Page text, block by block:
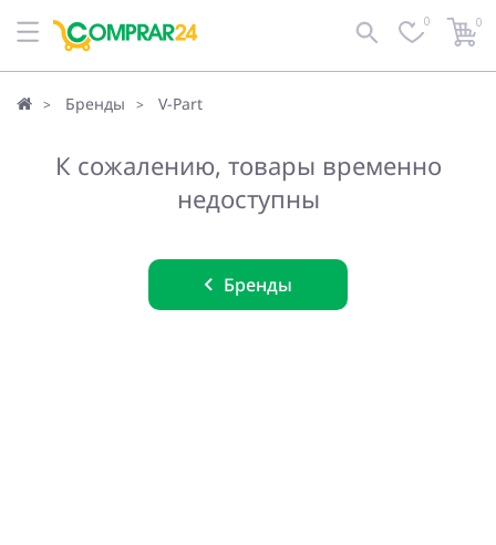
0 0
Бренды V-Part
К сожалению, товары временно
недоступны
Бренды